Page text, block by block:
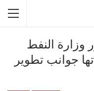
وزارة النفط
جوانب تطوير